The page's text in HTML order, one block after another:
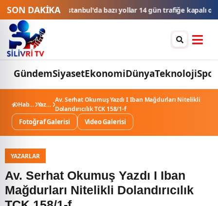
SON DAKİKA
İstanbul'da bazı yollar 14 gün trafiğe kapalı olacakMarmara
GündemSiyasetEkonomiDünyaTeknolojiSpor
Haberler Yazarlar
Av. Serhat Okumuş Yazdı I Iban Mağdurları Nitelikli
Dolandırıcılık TCK 158/1-f
Fotoğraf Galerisi Video Galerisi
YAZARLAR
Av. Serhat Okumuş Yazdı I Iban
Mağdurları Nitelikli Dolandırıcılık